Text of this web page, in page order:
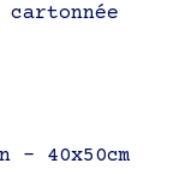
40x50cm